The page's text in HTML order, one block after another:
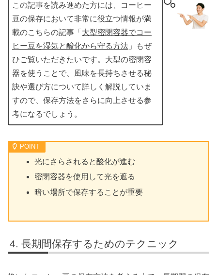
この記事を読み進めた方には、コーヒー
豆の保存において非常に役立つ情報が満
載のこちらの記事「 大型密閉容器でコー
ヒー豆を湿気と酸化から守る方法 」もぜ
ひご覧いただきたいです。大型の密閉容
器を使うことで、風味を長持ちさせる秘
訣や選び方について詳しく解説していま
すので、保存方法をさらに向上させる参
考になるでしょう。
光にさらされると酸化が進む
密閉容器を使用して光を遮る
暗い場所で保存することが重要
長期間保存するためのテクニック